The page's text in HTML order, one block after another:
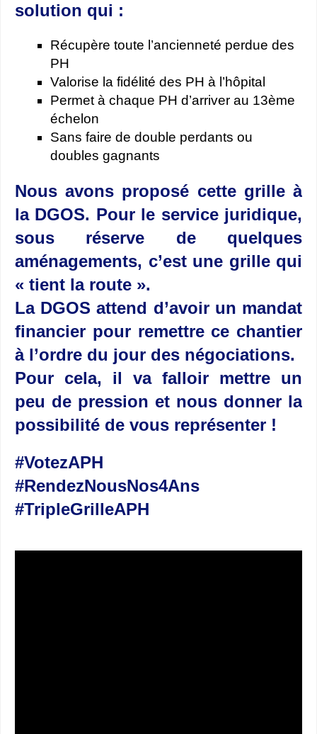
solution qui :
Récupère toute l’ancienneté perdue des
PH
Valorise la fidélité des PH à l’hôpital
Permet à chaque PH d’arriver au 13ème
échelon
Sans faire de double perdants ou
doubles gagnants
Nous avons proposé cette grille à
la DGOS. Pour le service juridique,
sous réserve de quelques
aménagements, c’est une grille qui
« tient la route ».
La DGOS attend d’avoir un mandat
financier pour remettre ce chantier
à l’ordre du jour des négociations.
Pour cela, il va falloir mettre un
peu de pression et nous donner la
possibilité de vous représenter !
#VotezAPH
#RendezNousNos4Ans
#TripleGrilleAPH